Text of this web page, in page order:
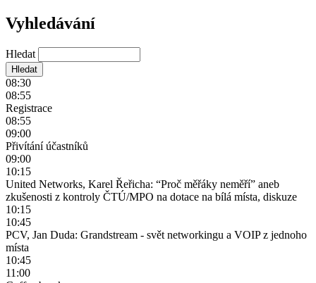
Vyhledávání
Hledat
08:30
08:55
Registrace
08:55
09:00
Přivítání účastníků
09:00
10:15
United Networks, Karel Řeřicha: “Proč měřáky neměří” aneb
zkušenosti z kontroly ČTÚ/MPO na dotace na bílá místa, diskuze
10:15
10:45
PCV, Jan Duda: Grandstream - svět networkingu a VOIP z jednoho
místa
10:45
11:00